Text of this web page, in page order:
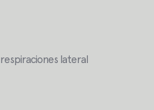
respiraciones lateral